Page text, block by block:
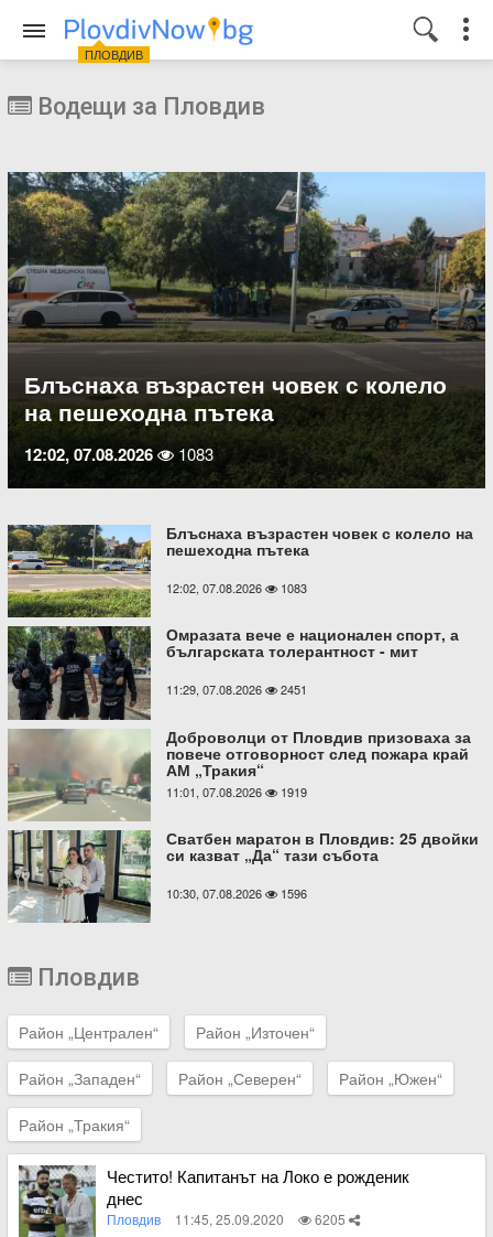
ПЛОВДИВ
Водещи за Пловдив
Блъснаха възрастен човек с колело
на пешеходна пътека
12:02, 07.08.2026 1083
Блъснаха възрастен човек с колело на
пешеходна пътека
12:02, 07.08.2026 1083
Омразата вече е национален спорт, а
българската толерантност - мит
11:29, 07.08.2026 2451
Доброволци от Пловдив призоваха за
повече отговорност след пожара край
АМ „Тракия“
11:01, 07.08.2026 1919
Сватбен маратон в Пловдив: 25 двойки
си казват „Да“ тази събота
10:30, 07.08.2026 1596
Пловдив
Район „Централен“ Район „Източен“
Район „Западен“ Район „Северен“ Район „Южен“
Район „Тракия“
Честито! Капитанът на Локо е рожденик
днес
Пловдив 11:45, 25.09.2020 6205